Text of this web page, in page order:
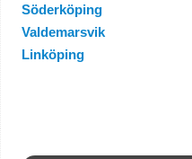
Söderköping
Valdemarsvik
Linköping